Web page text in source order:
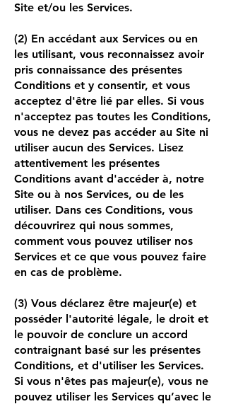
Site et/ou les Services.
(2) En accédant aux Services ou en
les utilisant, vous reconnaissez avoir
pris connaissance des présentes
Conditions et y consentir, et vous
acceptez d'être lié par elles. Si vous
n'acceptez pas toutes les Conditions,
vous ne devez pas accéder au Site ni
utiliser aucun des Services. Lisez
attentivement les présentes
Conditions avant d'accéder à, notre
Site ou à nos Services, ou de les
utiliser. Dans ces Conditions, vous
découvrirez qui nous sommes,
comment vous pouvez utiliser nos
Services et ce que vous pouvez faire
en cas de problème.
(3) Vous déclarez être majeur(e) et
posséder l'autorité légale, le droit et
le pouvoir de conclure un accord
contraignant basé sur les présentes
Conditions, et d'utiliser les Services.
Si vous n'êtes pas majeur(e), vous ne
pouvez utiliser les Services qu’avec le